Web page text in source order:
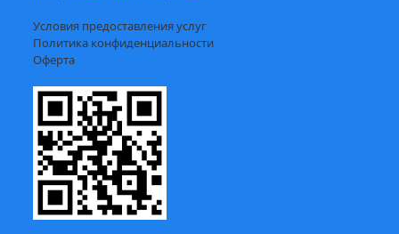
Условия предоставления услуг
Политика конфиденциальности
Оферта